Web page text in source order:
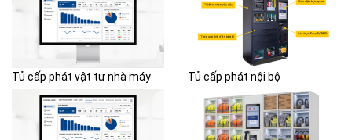
Tủ cấp phát vật tư nhà máy Tủ cấp phát nội bộ